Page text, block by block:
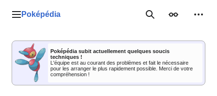
Menu principal
Poképédia RechercherApparence
Poképédia subit actuellement quelques soucis
techniques !
L'équipe est au courant des problèmes et fait le nécessaire
pour les arranger le plus rapidement possible. Merci de votre
compréhension !